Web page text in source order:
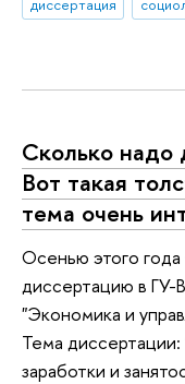
диссертация
Сколько надо
Вот такая
тема очень
Осенью этого года
диссертацию в
"Экономика и
Тема диссертации:
заработки и